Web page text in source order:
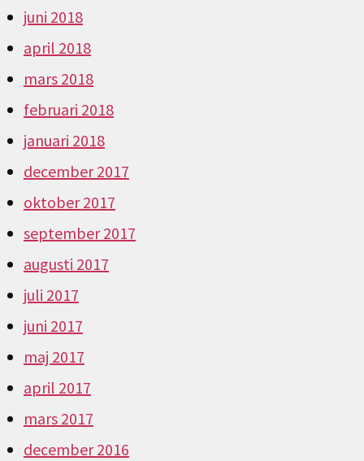
juni 2018
april 2018
mars 2018
februari 2018
januari 2018
december 2017
oktober 2017
september 2017
augusti 2017
juli 2017
juni 2017
maj 2017
april 2017
mars 2017
december 2016